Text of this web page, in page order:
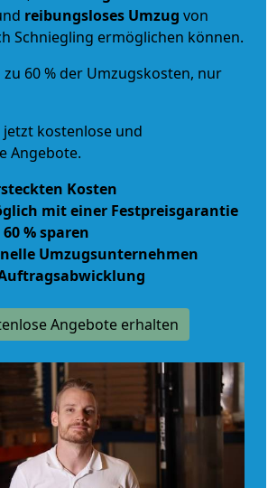
reibungsloses Umzug von
Schniegling ermöglichen können.
zu 60 % der Umzugskosten, nur
jetzt kostenlose und
Angebote.
Kosten
mit einer Festpreisgarantie
% sparen
Umzugsunternehmen
Angebote erhalten